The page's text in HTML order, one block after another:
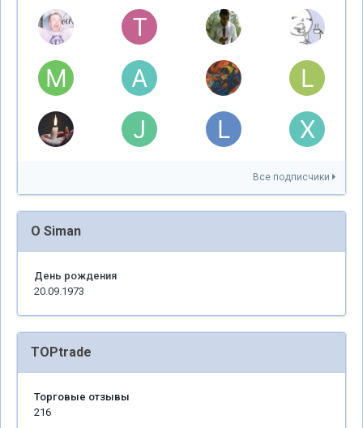
Все подписчики
О Siman
День рождения
20.09.1973
TOPtrade
Торговые отзывы
216